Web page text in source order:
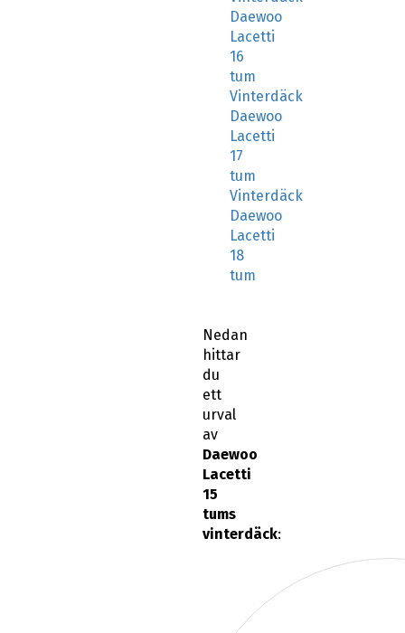
Daewoo
Lacetti
16
tum
Vinterdäck
Daewoo
Lacetti
17
tum
Vinterdäck
Daewoo
Lacetti
18
tum
Nedan
hittar
du
ett
urval
av
Daewoo
Lacetti
15
tums
vinterdäck: